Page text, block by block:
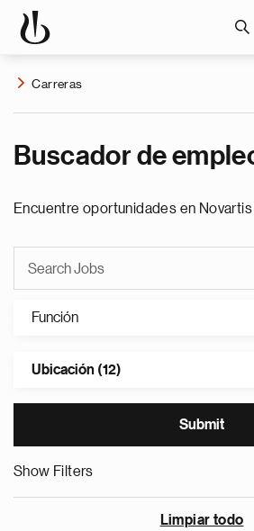
Carreras
Buscador de
Encuentre oportunidades en
Función
Ubicación (12)
Show Filters
Limpiar todo